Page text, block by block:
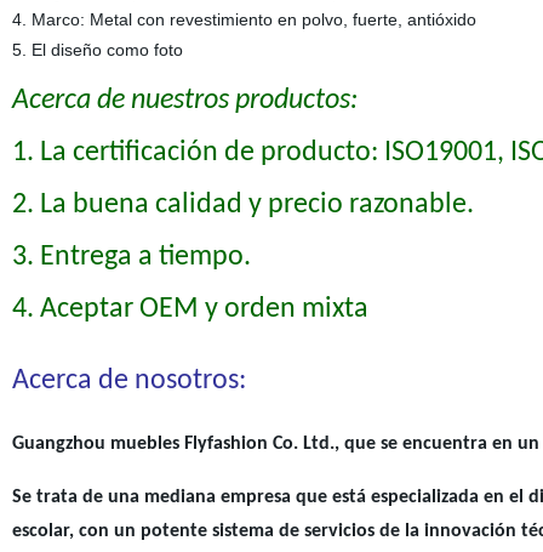
4. Marco: Metal con revestimiento en polvo, fuerte, antióxido
5. El diseño como foto
Acerca de nuestros productos:
1. La certificación de producto: ISO19001,
2. La buena calidad y precio razonable.
3. Entrega a tiempo.
4. Aceptar OEM y orden mixta
Acerca de nosotros:
Guangzhou muebles Flyfashion Co. Ltd., que se encuentra en
Se trata de una mediana empresa que está especializada en
escolar, con un potente sistema de servicios de la innovación